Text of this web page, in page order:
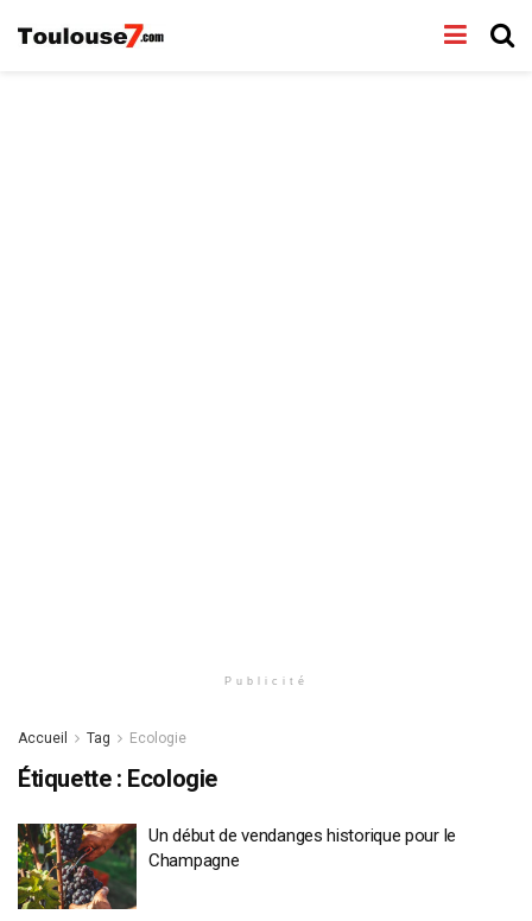
Publicité
Accueil Tag Ecologie
Étiquette : Ecologie
Un début de vendanges historique pour le
Champagne